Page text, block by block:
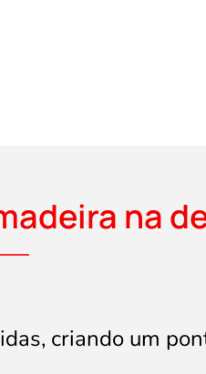
na
criando um